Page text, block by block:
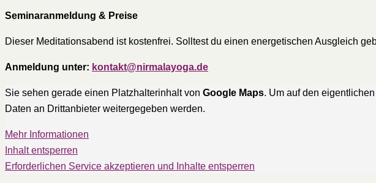
Seminaranmeldung & Preise
Dieser Meditationsabend ist kostenfrei. Solltest du einen energetischen Ausgleich
Anmeldung unter: kontakt@nirmalayoga.de
Sie sehen gerade einen Platzhalterinhalt von Google Maps. Um auf den
Daten an Drittanbieter weitergegeben werden.
Mehr Informationen
Inhalt entsperren
Erforderlichen Service akzeptieren und Inhalte entsperren